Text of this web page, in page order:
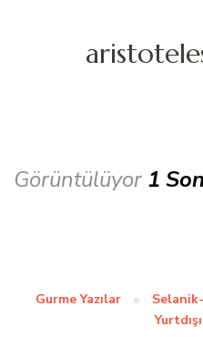
Görüntülüyor 1
Gurme Yazılar